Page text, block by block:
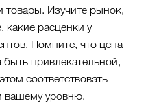
товары. Изучите рынок,
какие расценки у
Помните, что цена
привлекательной,
соответствовать
вашему уровню.